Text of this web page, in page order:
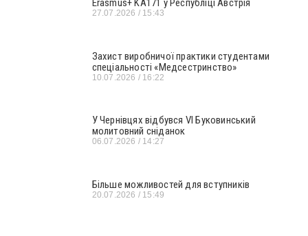
Erasmus+ KA171 у Республіці Австрія
27.07.2026 15:43
Захист виробничої практики студентами
спеціальності «Медсестринство»
10.07.2026 16:22
У Чернівцях відбувся VI Буковинський
молитовний сніданок
06.07.2026 14:27
Більше можливостей для вступників
20.07.2026 15:49